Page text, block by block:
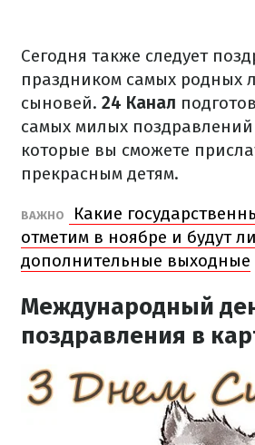
Сегодня также следует
праздником самых родных
сыновей. 24 Канал
самых милых поздравлений
которые вы сможете
прекрасным детям.
ВАЖНО
Какие
отметим в ноябре и будут ли
дополнительные выходные
Международный
поздравления в